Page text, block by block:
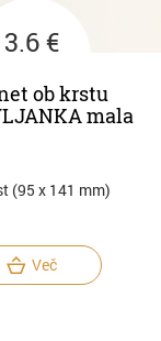
3.6 €
ob krstu
mala
(95 x 141 mm)
Več